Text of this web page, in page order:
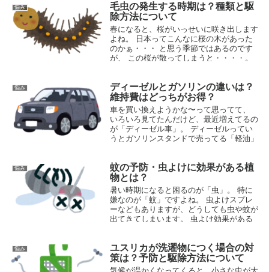
も...
2018.05.10
悩み
毛虫の発生する時期は？種類と駆
除方法について
春になると、桜がいっせいに咲き出します
よね。 日本ってこんなに桜の木があった
のかぁ・・・ と思う季節ではあるのです
が、 この桜が散ってしまうと・・・・。
2015.03.23
悩み
ディーゼルとガソリンの違いは？
維持費はどっちがお得？
車を買い換えようかな〜って思ってて、
いろいろ見てたんだけど、最近増えてるの
が「ディーゼル車」。 ディーゼルってい
うとガソリンスタンドで売ってる「軽油」
...
2015.05.24
悩み
蚊の予防・虫よけに効果がある植
物とは？
暑い時期になると困るのが「虫」。 特に
嫌なのが「蚊」ですよね。 虫よけスプレ
ーなどもありますが、どうしても虫や蚊が
出てきてしまいます。 虫よけ効果がある
2016.07.04
悩み
ユスリカが洗濯物につく場合の対
策は？予防と駆除方法について